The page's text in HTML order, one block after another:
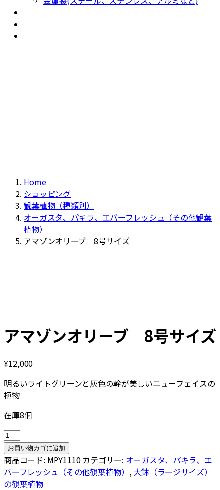
Home
ショッピング
観葉植物（種類別）
オーガスタ、パキラ、エバーフレッシュ（その他観葉
植物）
アマゾンオリーブ 8号サイズ
アマゾンオリーブ 8号サイズ
¥12,000
明るいライトグリーンと灰色の幹が美しいニューフェイスの
植物
在庫8個
ア
マ
ゾ
ン
オ
お買い物カゴに追加
商品コード: MPY1110 カテゴリー: オーガスタ、パキラ、エ
バーフレッシュ（その他観葉植物） , 大鉢（ラージサイズ）
の観葉植物